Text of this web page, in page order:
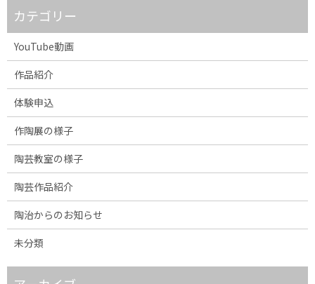
カテゴリー
YouTube動画
作品紹介
体験申込
作陶展の様子
陶芸教室の様子
陶芸作品紹介
陶治からのお知らせ
未分類